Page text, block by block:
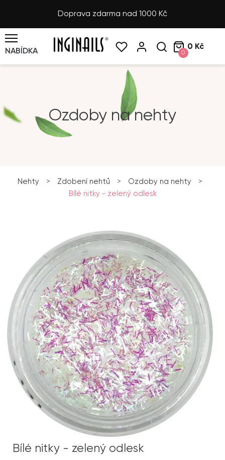
Doprava zdarma nad 1000 Kč
NABÍDKA 0
0 Kč
Ozdoby na nehty
Nehty > Zdobení nehtů > Ozdoby na nehty
>
Bílé nitky - zelený odlesk
Bílé nitky - zelený odlesk